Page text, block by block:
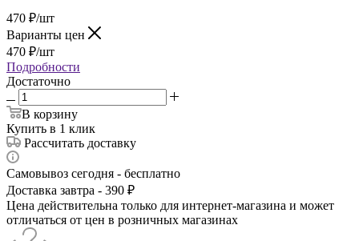
470 ₽/шт
Варианты цен
470 ₽/шт
Подробности
Достаточно
В корзину
Купить в 1 клик
Рассчитать доставку
Самовывоз сегодня - бесплатно
Доставка завтра - 390 ₽
Цена действительна только для интернет-магазина и может
отличаться от цен в розничных магазинах